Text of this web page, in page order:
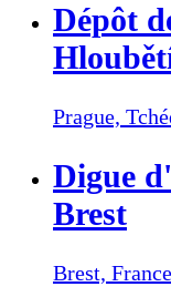
Dépôt
Prague,
Digue
Brest
Brest, France